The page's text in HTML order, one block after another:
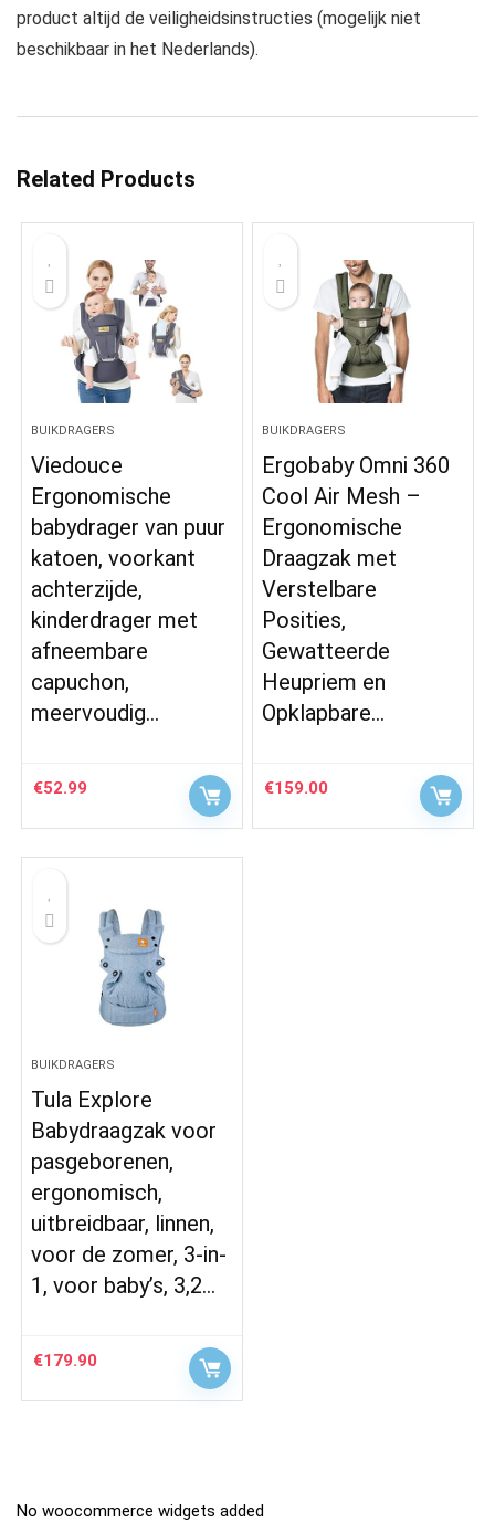
product altijd de veiligheidsinstructies (mogelijk niet
beschikbaar in het Nederlands).
Related Products
BUIKDRAGERS
Viedouce
Ergonomische
babydrager van puur
katoen, voorkant
achterzijde,
kinderdrager met
afneembare
capuchon,
meervoudig…
€52.99
BUIKDRAGERS
Ergobaby Omni 360
Cool Air Mesh –
Ergonomische
Draagzak met
Verstelbare
Posities,
Gewatteerde
Heupriem en
Opklapbare…
€159.00
BUIKDRAGERS
Tula Explore
Babydraagzak voor
pasgeborenen,
ergonomisch,
uitbreidbaar, linnen,
voor de zomer, 3-in-
1, voor baby’s, 3,2…
€179.90
No woocommerce widgets added